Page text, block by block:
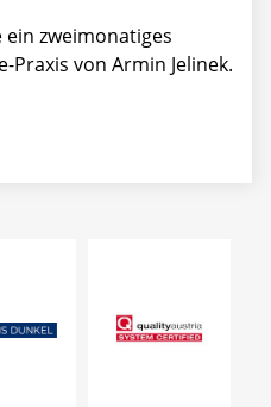
zweimonatiges
Praxis von Armin Jelinek.